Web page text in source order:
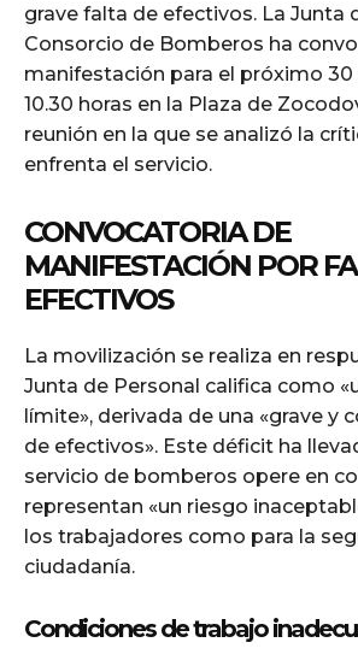
grave falta de efectivos. La Junta
Consorcio de Bomberos ha
manifestación para el próximo 30
10.30 horas en la Plaza de
reunión en la que se analizó la
enfrenta el servicio.
CONVOCATORIA DE
MANIFESTACIÓN POR
EFECTIVOS
La movilización se realiza en
Junta de Personal califica como
límite», derivada de una «grave y
de efectivos». Este déficit ha
servicio de bomberos opere en
representan «un riesgo
los trabajadores como para la
ciudadanía.
Condiciones de trabajo